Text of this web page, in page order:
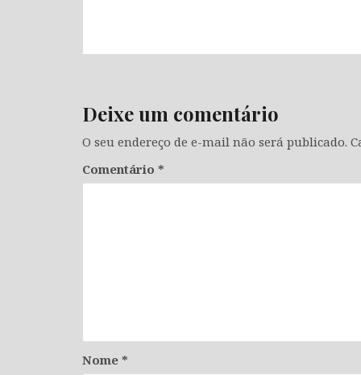
Deixe um comentário
O seu endereço de e-mail não será publicado.
Comentário *
Nome *